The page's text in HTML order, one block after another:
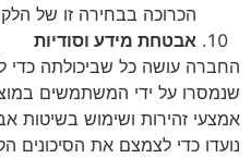
הכרוכה בבחירה זו של
אבטחת מידע וסודיות
החברה עושה כל שביכולתה כדי
שנמסרו על ידי המשתמשים
אמצעי זהירות ושימוש
נועדו כדי לצמצם את הסיכונים